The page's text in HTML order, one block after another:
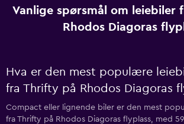
Vanlige spørsmål om leiebiler
Rhodos Diagoras
Hva er den mest populære
fra Thrifty på Rhodos Diagoras
Compact eller lignende biler er den mest
fra Thrifty på Rhodos Diagoras flyplass, med